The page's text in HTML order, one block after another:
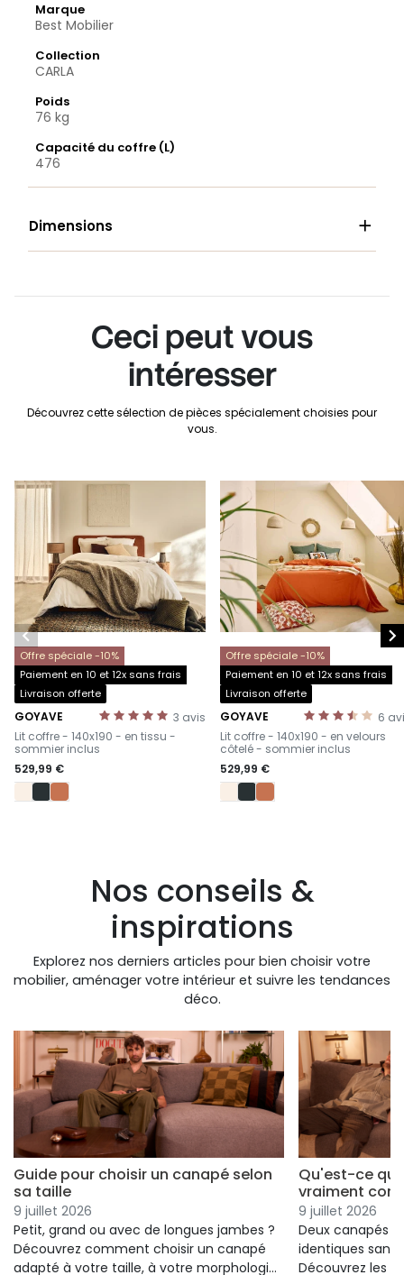
Marque
Best Mobilier
Collection
CARLA
Poids
76 kg
Capacité du coffre (L)
476
Dimensions 
Ceci peut vous
intéresser
Découvrez cette sélection de pièces spécialement choisies pour
vous.
Offre spéciale -10%
Paiement en 10 et 12x sans frais
Livraison offerte
3 avis
GOYAVE
-
Lit coffre - 140x190 - en tissu -
sommier inclus
529,99 €
Offre spéciale -10%
Paiement en 10 et 12x sans frais
Livraison offerte
6
GOYAVE
-
Lit coffre - 140x190 - en velours
côtelé - sommier inclus
529,99 €
 
Nos conseils &
inspirations
Explorez nos derniers articles pour bien choisir votre
mobilier, aménager votre intérieur et suivre les tendances
déco.
Guide pour choisir un canapé selon
sa taille
9 juillet 2026
Petit, grand ou avec de longues jambes ?
Découvrez comment choisir un canapé
adapté à votre taille, à votre morphologie
Qu'est-ce qui
vraiment
9 juillet 2026
Deux canapés
identiques
Découvrez les